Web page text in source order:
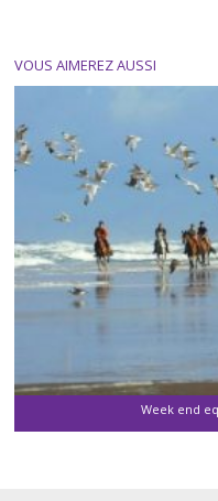
VOUS AIMEREZ AUSSI
Week end